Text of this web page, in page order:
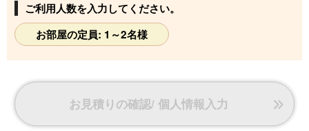
ご利用人数を入力してください。
お部屋の定員: 1～2名様
お見積りの確認/ 個人情報入力